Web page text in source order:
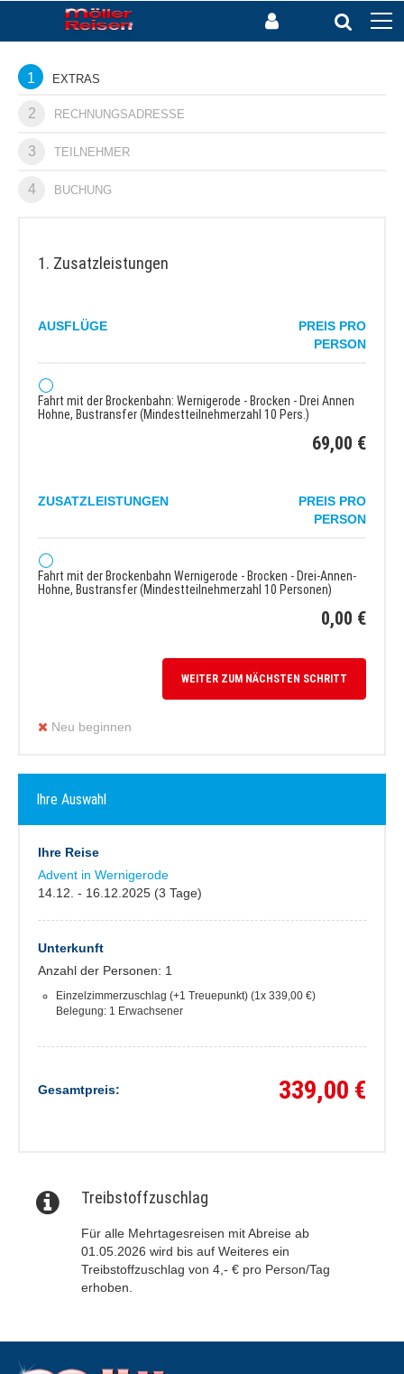
1 EXTRAS
2 RECHNUNGSADRESSE
3 TEILNEHMER
4 BUCHUNG
1. Zusatzleistungen
AUSFLÜGE
PREIS PRO
PERSON
Fahrt mit der Brockenbahn: Wernigerode - Brocken - Drei Annen
Hohne, Bustransfer (Mindestteilnehmerzahl 10 Pers.)
69,00 €
ZUSATZLEISTUNGEN
PREIS PRO
PERSON
Fahrt mit der Brockenbahn Wernigerode - Brocken - Drei-Annen-
Hohne, Bustransfer (Mindestteilnehmerzahl 10 Personen)
0,00 €
WEITER ZUM NÄCHSTEN SCHRITT
Neu beginnen
Ihre Auswahl
Ihre Reise
Advent in Wernigerode
14.12. - 16.12.2025 (3 Tage)
Unterkunft
Anzahl der Personen: 1
Einzelzimmerzuschlag (+1 Treuepunkt) (1x 339,00 €)
Belegung: 1 Erwachsener
Gesamtpreis: 339,00 €
Treibstoffzuschlag
Für alle Mehrtagesreisen mit Abreise ab
01.05.2026 wird bis auf Weiteres ein
Treibstoffzuschlag von 4,- € pro Person/Tag
erhoben.